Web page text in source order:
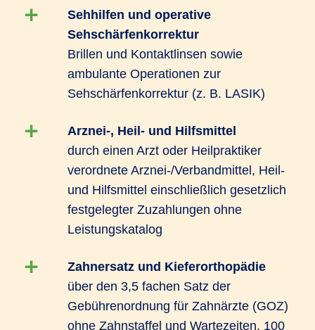
Sehhilfen und operative
Sehschärfenkorrektur
Brillen und Kontaktlinsen sowie
ambulante Operationen zur
Sehschärfenkorrektur (z. B. LASIK)
Arznei-, Heil- und Hilfsmittel
durch einen Arzt oder Heilpraktiker
verordnete Arznei-/Verbandmittel, Heil-
und Hilfsmittel einschließlich gesetzlich
festgelegter Zuzahlungen ohne
Leistungskatalog
Zahnersatz und Kieferorthopädie
über den 3,5 fachen Satz der
Gebührenordnung für Zahnärzte (GOZ)
ohne Zahnstaffel und Wartezeiten, 100